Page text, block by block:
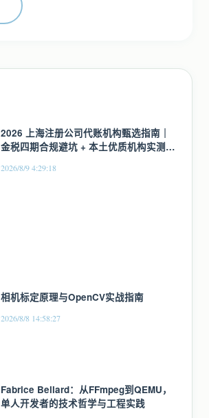
2026 上海注册公司代账机构甄选指南｜
金税四期合规避坑 + 本土优质机构实测榜
2026/8/9 4:29:18
相机标定原理与OpenCV实战指南
2026/8/8 14:58:27
Fabrice Bellard：从FFmpeg到QEMU，
单人开发者的技术哲学与工程实践